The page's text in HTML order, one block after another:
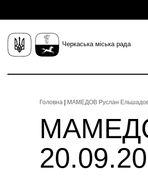
Черкаська міська рада
Головна МАМЕДОВ Руслан